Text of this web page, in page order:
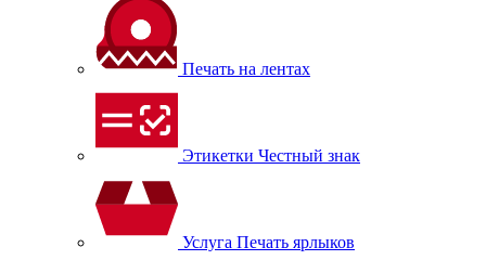
Печать на лентах
Этикетки Честный знак
Услуга Печать ярлыков